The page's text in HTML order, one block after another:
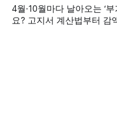
4월·10월마다 날아오는 ‘
요? 고지서 계산법부터 감